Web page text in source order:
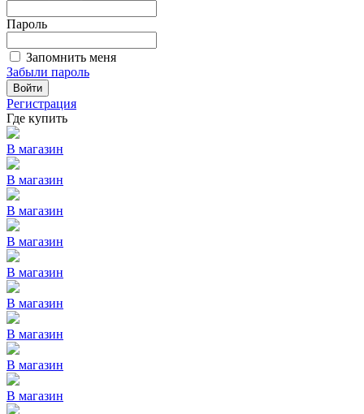
Пароль
Запомнить меня
Забыли пароль
Войти
Регистрация
Где купить
В магазин
В магазин
В магазин
В магазин
В магазин
В магазин
В магазин
В магазин
В магазин